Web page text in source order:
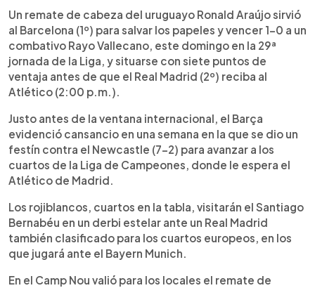
Escuchar artículo
El Barcelona venció 1-0 al Rayo Vallecano con un
gol de Ronald Araújo y amplió a siete puntos su
ventaja sobre el Real Madrid antes del derbi ante
el Atlético. El equipo azulgrana mostró desgaste
físico tras su exigente calendario, pero logró
sostener el resultado gracias a una sólida
actuación defensiva y a su portero Joan García,
figura del partido. El técnico Hansi Flick reconoció
que no fue el mejor juego del equipo, pero valoró
la victoria. En otro duelo, el Alavés protagonizó
una remontada histórica al vencer 4-3 al Celta tras
ir perdiendo 3-0.
Un remate de cabeza del uruguayo Ronald Araújo sirvió
al Barcelona (1º) para salvar los papeles y vencer 1-0 a un
combativo Rayo Vallecano, este domingo en la 29ª
jornada de la Liga, y situarse con siete puntos de
ventaja antes de que el Real Madrid (2º) reciba al
Atlético (2:00 p.m.).
Justo antes de la ventana internacional, el Barça
evidenció cansancio en una semana en la que se dio un
festín contra el Newcastle (7-2) para avanzar a los
cuartos de la Liga de Campeones, donde le espera el
Atlético de Madrid.
Los rojiblancos, cuartos en la tabla, visitarán el Santiago
Bernabéu en un derbi estelar ante un Real Madrid
también clasificado para los cuartos europeos, en los
que jugará ante el Bayern Munich.
En el Camp Nou valió para los locales el remate de